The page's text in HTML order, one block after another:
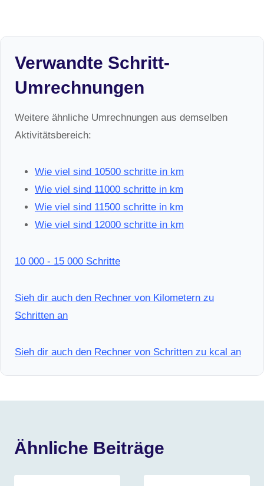
Verwandte Schritt-
Umrechnungen
Weitere ähnliche Umrechnungen aus demselben
Aktivitätsbereich:
Wie viel sind 10500 schritte in km
Wie viel sind 11000 schritte in km
Wie viel sind 11500 schritte in km
Wie viel sind 12000 schritte in km
10 000 - 15 000 Schritte
Sieh dir auch den Rechner von Kilometern zu
Schritten an
Sieh dir auch den Rechner von Schritten zu kcal an
Ähnliche Beiträge